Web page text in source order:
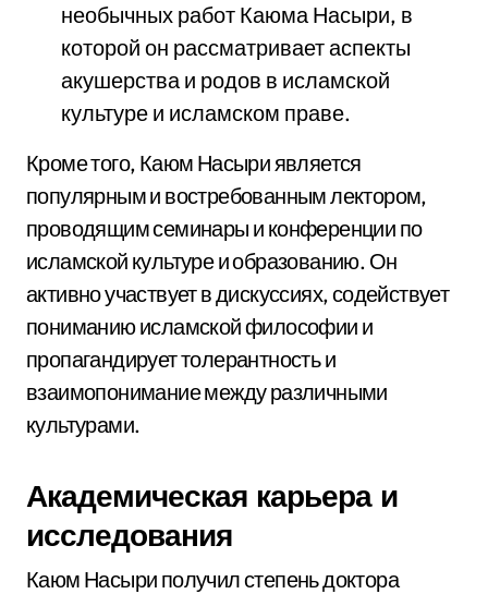
необычных работ Каюма Насыри, в
которой он рассматривает аспекты
акушерства и родов в исламской
культуре и исламском праве.
Кроме того, Каюм Насыри является
популярным и востребованным лектором,
проводящим семинары и конференции по
исламской культуре и образованию. Он
активно участвует в дискуссиях, содействует
пониманию исламской философии и
пропагандирует толерантность и
взаимопонимание между различными
культурами.
Академическая карьера и
исследования
Каюм Насыри получил степень доктора